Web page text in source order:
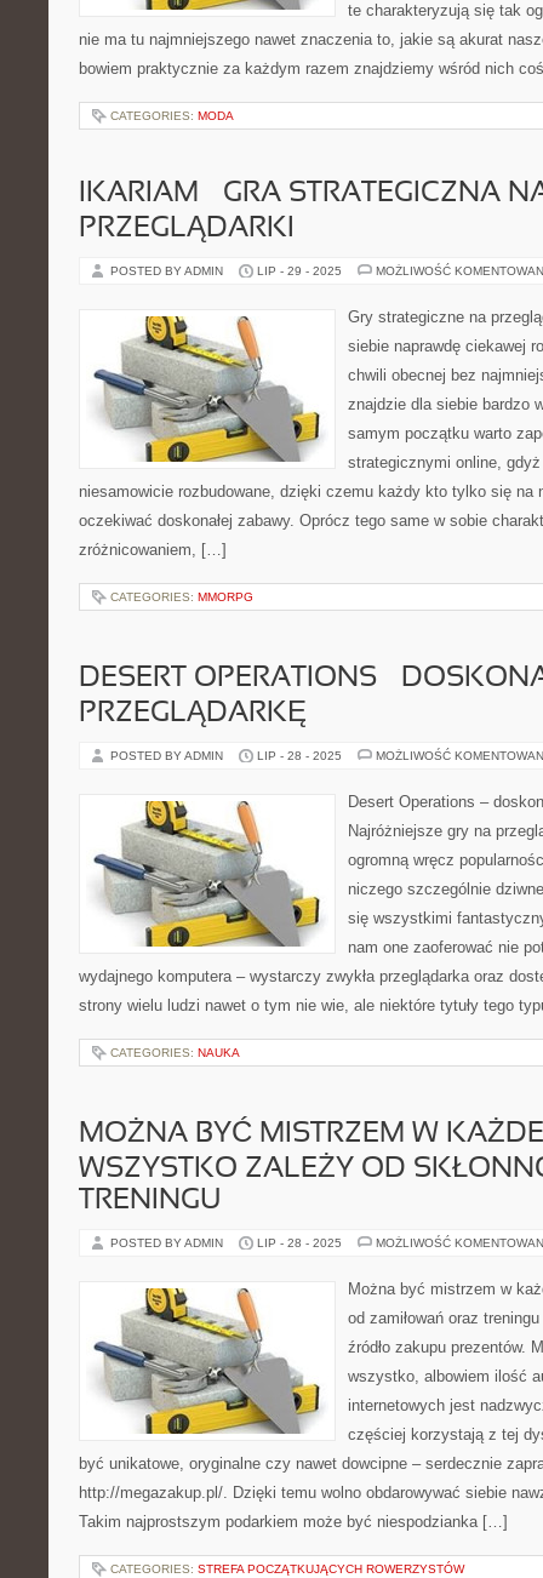
te charakteryzują się tak
nie ma tu najmniejszego nawet znaczenia to, jakie są akurat
bowiem praktycznie za każdym razem znajdziemy wśród nich
CATEGORIES: MODA
IKARIAM – GRA STRATEGICZNA
PRZEGLĄDARKI
POSTED BY ADMIN LIP - 29 - 2025 MOŻLIWOŚĆ
Gry strategiczne na
siebie naprawdę ciekawej
chwili obecnej bez
znajdzie dla siebie bardzo
samym początku warto
strategicznymi online,
niesamowicie rozbudowane, dzięki czemu każdy kto tylko się na
oczekiwać doskonałej zabawy. Oprócz tego same w sobie
zróżnicowaniem, […]
CATEGORIES: MMORPG
DESERT OPERATIONS –
PRZEGLĄDARKĘ
POSTED BY ADMIN LIP - 28 - 2025 MOŻLIWOŚĆ
Desert Operations –
Najróżniejsze gry na
ogromną wręcz
niczego szczególnie
się wszystkimi
nam one zaoferować nie
wydajnego komputera – wystarczy zwykła przeglądarka oraz
strony wielu ludzi nawet o tym nie wie, ale niektóre tytuły tego
CATEGORIES: NAUKA
MOŻNA BYĆ MISTRZEM W
WSZYSTKO ZALEŻY OD
TRENINGU
POSTED BY ADMIN LIP - 28 - 2025 MOŻLIWOŚĆ
Można być mistrzem w
od zamiłowań oraz
źródło zakupu prezentów.
wszystko, albowiem ilość
internetowych jest
częściej korzystają z tej
być unikatowe, oryginalne czy nawet dowcipne – serdecznie
http://megazakup.pl/. Dzięki temu wolno obdarowywać siebie
Takim najprostszym podarkiem może być niespodzianka […]
CATEGORIES: STREFA POCZĄTKUJĄCYCH ROWERZYSTÓW